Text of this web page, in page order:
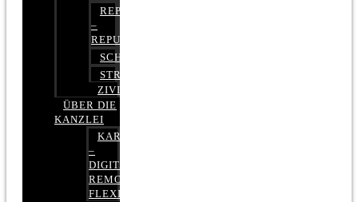
REPUTATIONSRECHT
–
REPUTATIONSMANAGEMENT
SCHUFARECHT
STRAFRECHT
ZIVILRECHT
ÜBER DIE
KANZLEI
KARRIERE
–
DIGITAL,
REMOTE,
FLEXIBEL